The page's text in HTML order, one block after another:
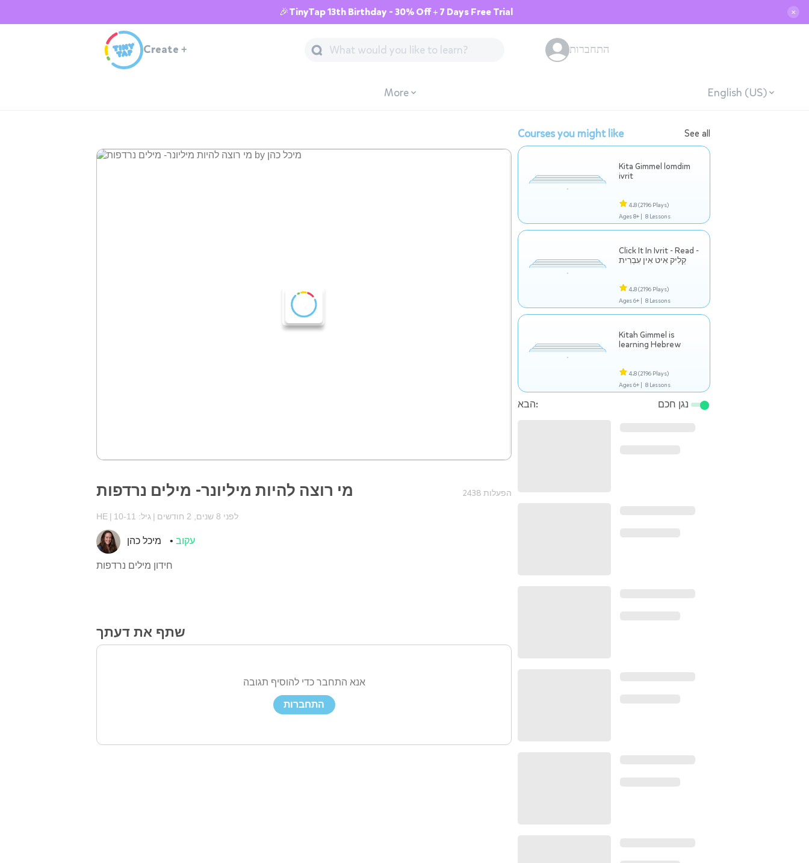
🎉TinyTap 13th Birthday - 30% Off + 7 Days Free Trial ✕
Create + התחברות
More English (US)
מי רוצה להיות מיליונר- מילים נרדפות 2438 הפעלות
HE גיל: 10-11 לפני 8 שנים, 2 חודשים
עקוב
חידון מילים נרדפות
שתף את דעתך
אנא התחבר כדי להוסיף תגובה
התחברות
Courses you might like See all
Kita Gimmel lomdim
ivrit
4.8(2196 Plays)
Ages 8+ | 8 Lessons
Click It In Ivrit - Read -
קְלִיק אִיט אִין עִבְרִית
4.8(2196 Plays)
Ages 6+ | 8 Lessons
Kitah Gimmel is
learning Hebrew
4.8(2196 Plays)
Ages 6+ | 8 Lessons
הבא: